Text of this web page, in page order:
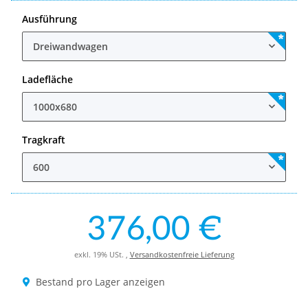
Ausführung
Dreiwandwagen
Ladefläche
1000x680
Tragkraft
600
376,00 €
exkl. 19% USt. , Versandkostenfreie Lieferung
Bestand pro Lager anzeigen